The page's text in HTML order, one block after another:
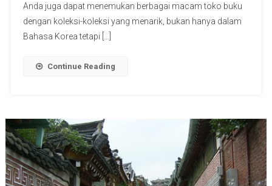
Anda juga dapat menemukan berbagai macam toko buku
dengan koleksi-koleksi yang menarik, bukan hanya dalam
Bahasa Korea tetapi […]
Continue Reading